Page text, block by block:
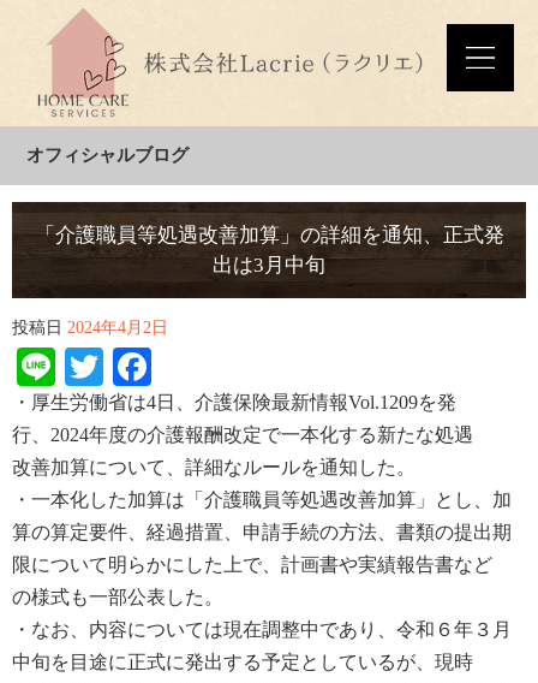
オフィシャルブログ
「介護職員等処遇改善加算」の詳細を通知、正式発
出は3月中旬
投稿日 2024年4月2日
LineTwitter
・厚生労働省は4日 、介護保険最新情報Vol.1209を発
行、 2024年度の介護報酬改定で一本化する新たな処遇
改善加算について、詳細なルールを通知した。
・一本化した加算は「 介護職員等処遇改善加算 」とし、加
算の算定要件 、経過措置、申請手続の方法、書類の提出期
限について明らかにした上で、計画書や実績報告書など
の様式も一部公表した。
・ なお、内容については現在調整中であり、令和６年３月
中旬を目途に正式に発出する予定と しているが 、現時